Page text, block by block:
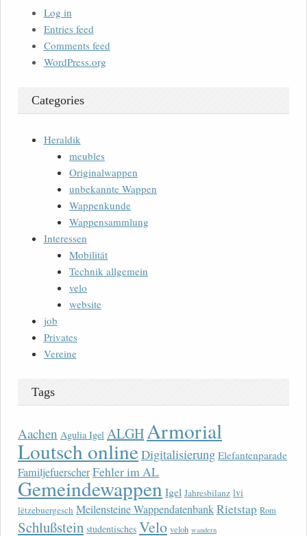
Log in
Entries feed
Comments feed
WordPress.org
Categories
Heraldik
meubles
Originalwappen
unbekannte Wappen
Wappenkunde
Wappensammlung
Interessen
Mobilität
Technik allgemein
velo
website
job
Privates
Vereine
Tags
Aachen Agulia Igel ALGHArmorial
Loutsch onlineDigitalisierung Elefantenparade
FamiljefuerscherFehler im AL
Gemeindewappen Igel Jahresbilanz lvi
lëtzebuergesch Meilensteine WappendatenbankRietstap Rom
Schlußstein studentisches Velo veloh wandern